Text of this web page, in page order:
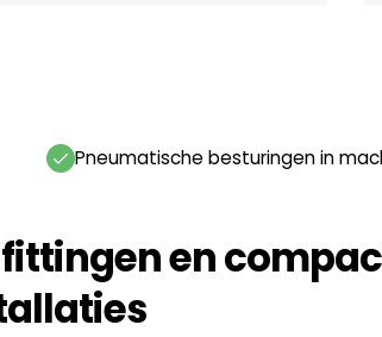
Pneumatische besturingen in
en